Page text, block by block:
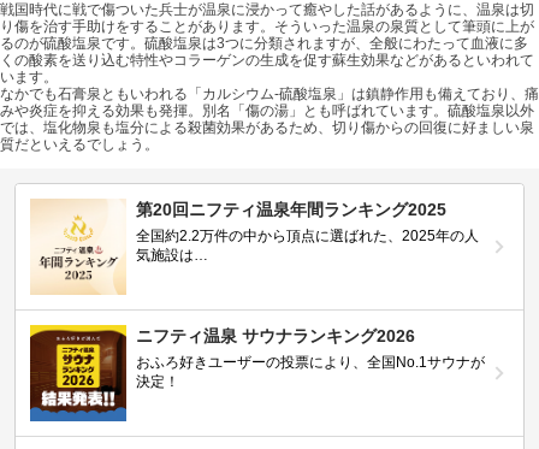
戦国時代に戦で傷ついた兵士が温泉に浸かって癒やした話があるように、温泉は切
り傷を治す手助けをすることがあります。そういった温泉の泉質として筆頭に上が
るのが硫酸塩泉です。硫酸塩泉は3つに分類されますが、全般にわたって血液に多
くの酸素を送り込む特性やコラーゲンの生成を促す蘇生効果などがあるといわれて
います。
なかでも石膏泉ともいわれる「カルシウム-硫酸塩泉」は鎮静作用も備えており、痛
みや炎症を抑える効果も発揮。別名「傷の湯」とも呼ばれています。硫酸塩泉以外
では、塩化物泉も塩分による殺菌効果があるため、切り傷からの回復に好ましい泉
質だといえるでしょう。
第20回ニフティ温泉年間ランキング2025
全国約2.2万件の中から頂点に選ばれた、2025年の人
気施設は…
ニフティ温泉 サウナランキング2026
おふろ好きユーザーの投票により、全国No.1サウナが
決定！